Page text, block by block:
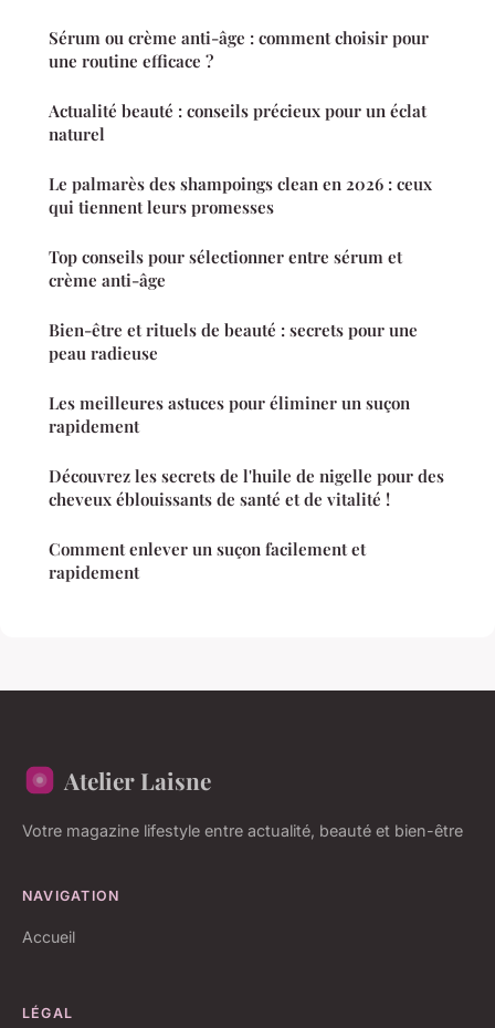
Sérum ou crème anti-âge : comment choisir pour
une routine efficace ?
Actualité beauté : conseils précieux pour un éclat
naturel
Le palmarès des shampoings clean en 2026 : ceux
qui tiennent leurs promesses
Top conseils pour sélectionner entre sérum et
crème anti-âge
Bien-être et rituels de beauté : secrets pour une
peau radieuse
Les meilleures astuces pour éliminer un suçon
rapidement
Découvrez les secrets de l'huile de nigelle pour des
cheveux éblouissants de santé et de vitalité !
Comment enlever un suçon facilement et
rapidement
Atelier Laisne
Votre magazine lifestyle entre actualité, beauté et bien-être
NAVIGATION
Accueil
LÉGAL